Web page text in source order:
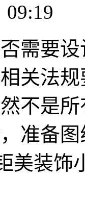
09:19
需要
关法
不是
准备
美装饰